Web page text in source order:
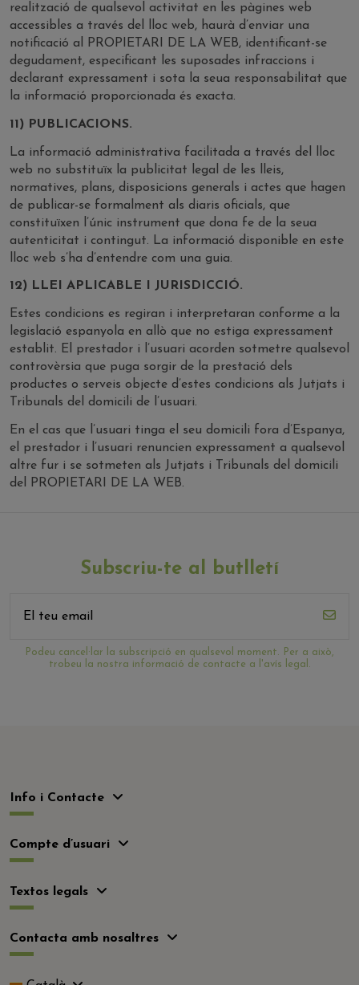
realització de qualsevol activitat en les pàgines web
accessibles a través del lloc web, haurà d’enviar una
notificació al PROPIETARI DE LA WEB, identificant-se
degudament, especificant les suposades infraccions i
declarant expressament i sota la seua responsabilitat que
la informació proporcionada és exacta.
11) PUBLICACIONS.
La informació administrativa facilitada a través del lloc
web no substituïx la publicitat legal de les lleis,
normatives, plans, disposicions generals i actes que hagen
de publicar-se formalment als diaris oficials, que
constituïxen l’únic instrument que dona fe de la seua
autenticitat i contingut. La informació disponible en este
lloc web s’ha d’entendre com una guia.
12) LLEI APLICABLE I JURISDICCIÓ.
Estes condicions es regiran i interpretaran conforme a la
legislació espanyola en allò que no estiga expressament
establit. El prestador i l’usuari acorden sotmetre qualsevol
controvèrsia que puga sorgir de la prestació dels
productes o serveis objecte d’estes condicions als Jutjats i
Tribunals del domicili de l’usuari.
En el cas que l’usuari tinga el seu domicili fora d’Espanya,
el prestador i l’usuari renuncien expressament a qualsevol
altre fur i se sotmeten als Jutjats i Tribunals del domicili
del PROPIETARI DE LA WEB.
Subscriu-te al butlletí
Podeu cancel·lar la subscripció en qualsevol moment. Per a això,
trobeu la nostra informació de contacte a l'avís legal.
Info i Contacte
Compte d’usuari
Textos legals
Contacta amb nosaltres